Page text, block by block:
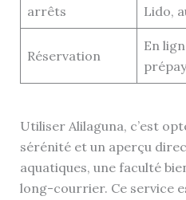
arrêts
Lido,
Réservation
En
Utiliser Alilaguna, c’est
sérénité et un aperçu
aquatiques, une faculté
long-courrier. Ce service